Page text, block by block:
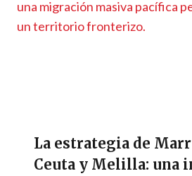
La estrategia de
Ceuta y Melilla: una